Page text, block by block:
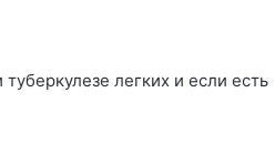
легких и если есть